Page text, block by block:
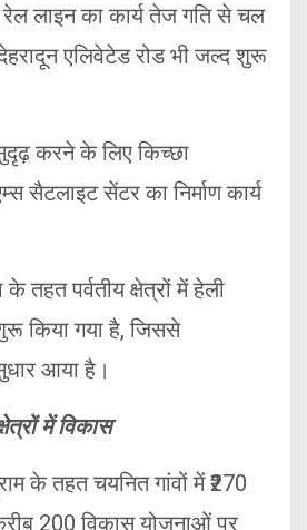
लाइन का कार्य तेज गति से चल
एलिवेटेड रोड भी जल्द शुरू
करने के लिए किच्छा
सैटलाइट सेंटर का निर्माण कार्य
तहत पर्वतीय क्षेत्रों में हेली
किया गया है, जिससे
आया है।
में विकास
के तहत चयनित गांवों में ₹270
200 विकास योजनाओं पर